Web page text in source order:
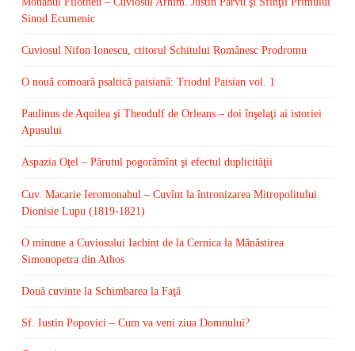
Sinod Ecumenic
Cuviosul Nifon Ionescu, ctitorul Schitului Românesc Prodromu
O nouă comoară psaltică paisiană: Triodul Paisian vol. 1
Paulinus de Aquilea şi Theodulf de Orleans – doi înşelaţi ai istoriei
Apusului
Aspazia Oţel – Părutul pogorămînt şi efectul duplicităţii
Cuv. Macarie Ieromonahul – Cuvînt la întronizarea Mitropolitului
Dionisie Lupu (1819-1821)
O minune a Cuviosului Iachint de la Cernica la Mănăstirea
Simonopetra din Athos
Două cuvinte la Schimbarea la Faţă
Sf. Iustin Popovici – Cum va veni ziua Domnului?